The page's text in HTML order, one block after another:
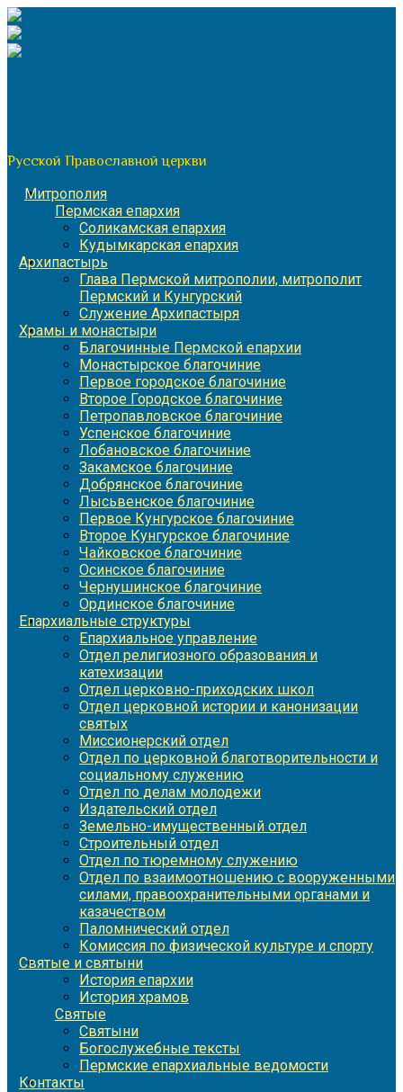
Перейти
к
содержимому
Русской Православной церкви
Митрополия
Пермская епархия
Соликамская епархия
Кудымкарская епархия
Архипастырь
Глава Пермской митрополии, митрополит
Пермский и Кунгурский
Служение Архипастыря
Храмы и монастыри
Благочинные Пермской епархии
Монастырское благочиние
Первое городское благочиние
Второе Городское благочиние
Петропавловское благочиние
Успенское благочиние
Лобановское благочиние
Закамское благочиние
Добрянское благочиние
Лысьвенское благочиние
Первое Кунгурское благочиние
Второе Кунгурское благочиние
Чайковское благочиние
Осинское благочиние
Чернушинское благочиние
Ординское благочиние
Епархиальные структуры
Епархиальное управление
Отдел религиозного образования и
катехизации
Отдел церковно-приходских школ
Отдел церковной истории и канонизации
святых
Миссионерский отдел
Отдел по церковной благотворительности и
социальному служению
Отдел по делам молодежи
Издательский отдел
Земельно-имущественный отдел
Строительный отдел
Отдел по тюремному служению
Отдел по взаимоотношению с вооруженными
силами, правоохранительными органами и
казачеством
Паломнический отдел
Комиссия по физической культуре и спорту
Святые и святыни
История епархии
История храмов
Святые
Святыни
Богослужебные тексты
Пермские епархиальные ведомости
Контакты